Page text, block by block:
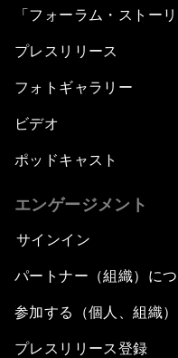
「フォーラム・ストーリ
プレスリリース
フォトギャラリー
ビデオ
ポッドキャスト
エンゲージメント
サインイン
パートナー（組織）に
参加する（個人、組織）
プレスリリース登録